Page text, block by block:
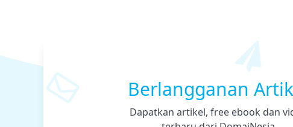
Berlangganan
Dapatkan artikel, free ebook dan